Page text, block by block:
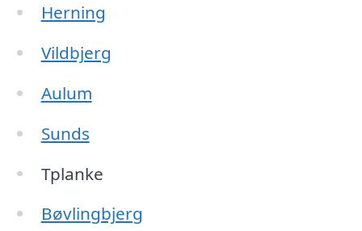
Herning
Vildbjerg
Aulum
Sunds
Tplanke
Bøvlingbjerg